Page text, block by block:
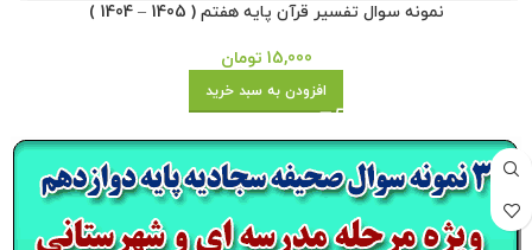
نمونه سوال تفسیر قرآن پایه هفتم ( 1405 – 1404 )
15,000 تومان
افزودن به سبد خرید